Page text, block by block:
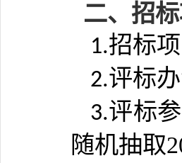
二、招
1.招标项
2.评标
3.评标参
随机抽取